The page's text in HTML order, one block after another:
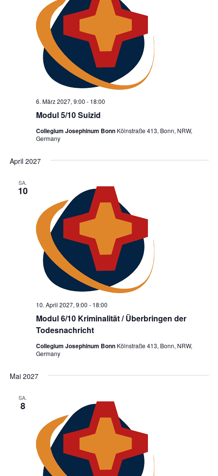
Modul 5/10 Suizid
6. März 2027, 9:00 - 18:00
Collegium Josephinum Bonn Kölnstraße 413, Bonn, NRW,
Germany
April 2027
SA.
10
Modul 6/10 Kriminalität / Überbringen der
Todesnachricht
10. April 2027, 9:00 - 18:00
Collegium Josephinum Bonn Kölnstraße 413, Bonn, NRW,
Germany
Mai 2027
SA.
8